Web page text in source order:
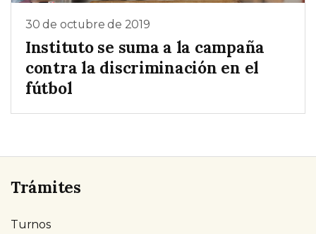
30 de octubre de 2019
Instituto se suma a la campaña
contra la discriminación en el
fútbol
Trámites
Turnos